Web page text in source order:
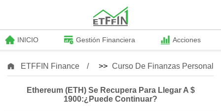
INICIO Gestión Financiera Acciones
ETFFIN Finance >> Curso De Finanzas
Ethereum (ETH) Se Recupera Para Llegar A $
1900:¿puede Continuar?